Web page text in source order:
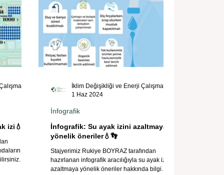
izi💧👣
su
İnfografik: Su ayak izini azaltmaya
yönelik öneriler💧👣
Stajyerimiz Rukiye BOYRAZ tarafından
hazırlanan infografik aracılığıyla su ayak izini
azaltmaya yönelik öneriler hakkında bilgi
İnfografik
1 Haz 2024